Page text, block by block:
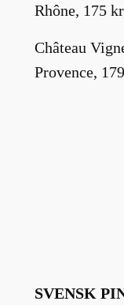
Rhône, 175
Château
Provence,
SVENSK